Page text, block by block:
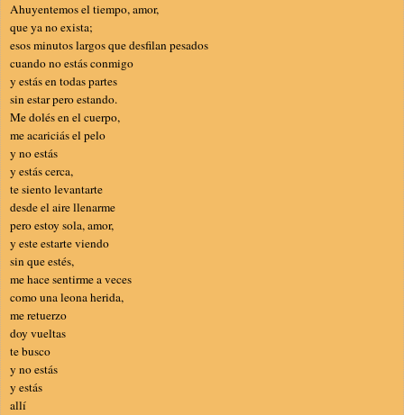
Ahuyentemos el tiempo, amor,
que ya no exista;
esos minutos largos que desfilan pesados
cuando no estás conmigo
y estás en todas partes
sin estar pero estando.
Me dolés en el cuerpo,
me acariciás el pelo
y no estás
y estás cerca,
te siento levantarte
desde el aire llenarme
pero estoy sola, amor,
y este estarte viendo
sin que estés,
me hace sentirme a veces
como una leona herida,
me retuerzo
doy vueltas
te busco
y no estás
y estás
allí